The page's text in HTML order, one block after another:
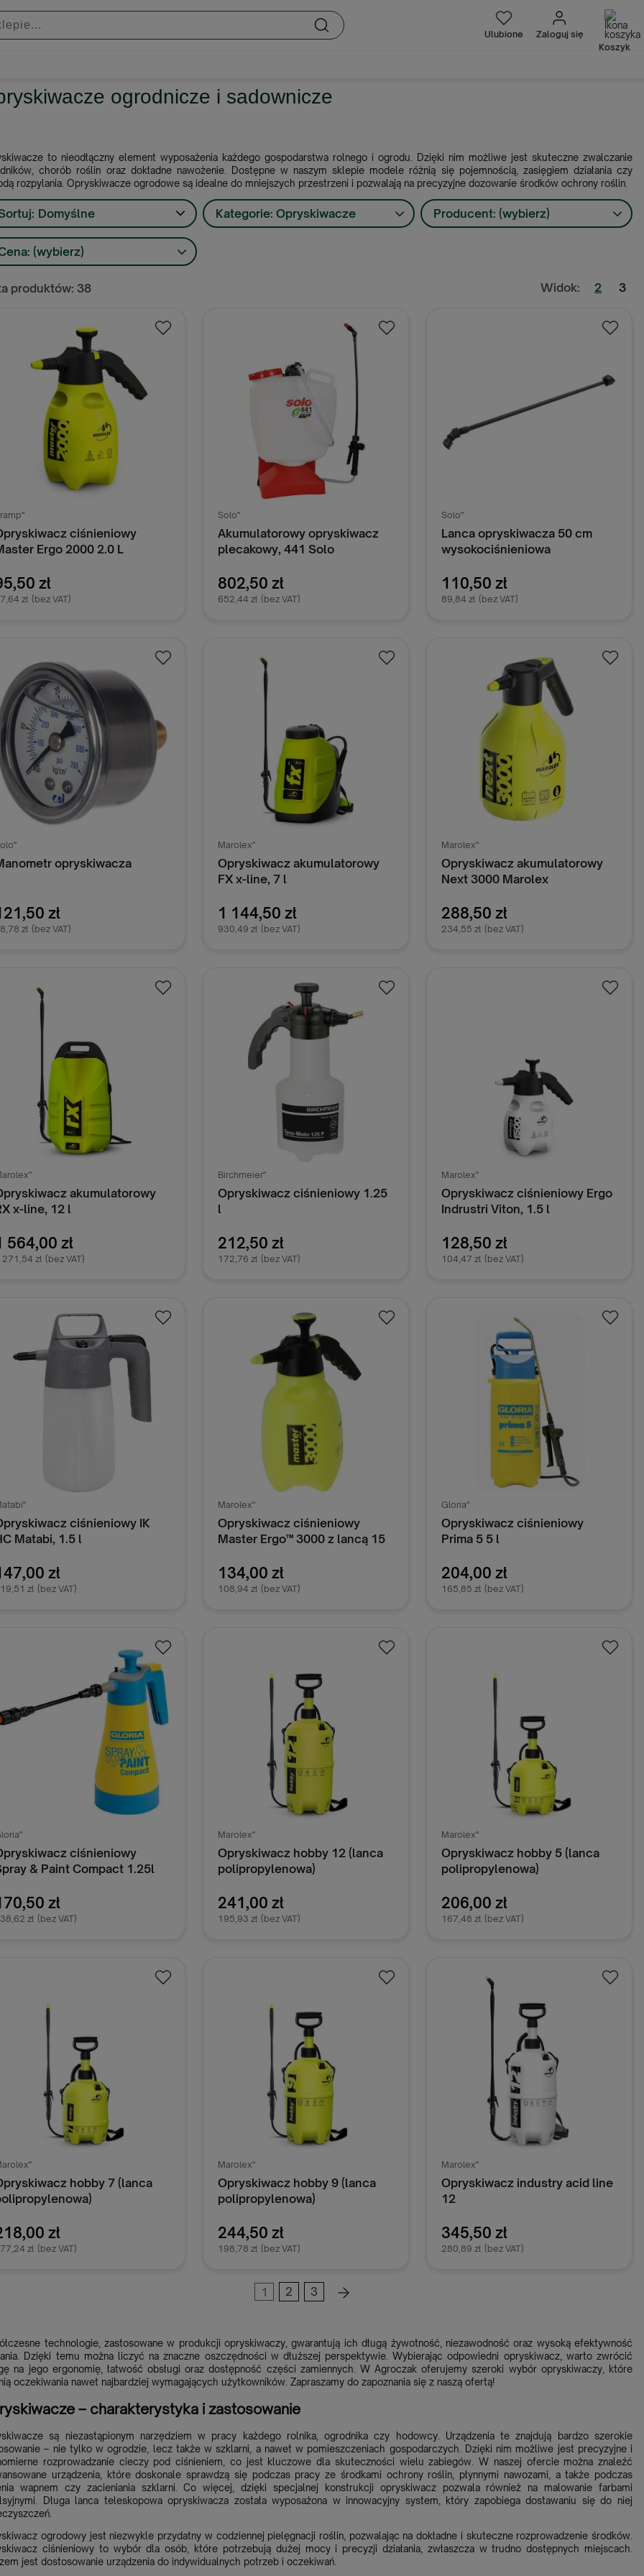
Ulubione
Zaloguj się
Koszyk
ogrodnicze i sadownicze
to nieodłączny element wyposażenia każdego gospodarstwa rolnego i ogrodu. Dzięki nim możliwe jest skuteczne zwalczanie
chorób roślin oraz dokładne nawożenie. Dostępne w naszym sklepie modele różnią się pojemnością, zasięgiem działania czy
rozpylania. Opryskiwacze ogrodowe są idealne do mniejszych przestrzeni i pozwalają na precyzyjne dozowanie środków ochrony roślin.
Domyślne Kategorie: Opryskiwacze Producent: (wybierz)
(wybierz)
produktów: 38 Widok: 2 3
ciśnieniowy
Ergo 2000 2.0 L
zł
zł (bez VAT)
Solo"
Akumulatorowy opryskiwacz
plecakowy, 441 Solo
802,50 zł
652,44 zł (bez VAT)
Solo"
Lanca opryskiwacza 50 cm
wysokociśnieniowa
110,50 zł
89,84 zł (bez VAT)
opryskiwacza
zł
zł (bez VAT)
Marolex"
Opryskiwacz akumulatorowy
FX x-line, 7 l
1 144,50 zł
930,49 zł (bez VAT)
Marolex"
Opryskiwacz akumulatorowy
Next 3000 Marolex
288,50 zł
234,55 zł (bez VAT)
akumulatorowy
x-line, 12 l
564,00 zł
271,54 zł (bez VAT)
Birchmeier"
Opryskiwacz ciśnieniowy 1.25
l
212,50 zł
172,76 zł (bez VAT)
Marolex"
Opryskiwacz ciśnieniowy Ergo
Indrustri Viton, 1.5 l
128,50 zł
104,47 zł (bez VAT)
ciśnieniowy IK
Matabi, 1.5 l
zł
zł (bez VAT)
Marolex"
Opryskiwacz ciśnieniowy
Master Ergo™ 3000 z lancą 15
134,00 zł
108,94 zł (bez VAT)
Gloria"
Opryskiwacz ciśnieniowy
Prima 5 5 l
204,00 zł
165,85 zł (bez VAT)
ciśnieniowy
& Paint Compact 1.25l
zł
zł (bez VAT)
Marolex"
Opryskiwacz hobby 12 (lanca
polipropylenowa)
241,00 zł
195,93 zł (bez VAT)
Marolex"
Opryskiwacz hobby 5 (lanca
polipropylenowa)
206,00 zł
167,48 zł (bez VAT)
hobby 7 (lanca
zł
zł (bez VAT)
Marolex"
Opryskiwacz hobby 9 (lanca
polipropylenowa)
244,50 zł
198,78 zł (bez VAT)
Dodaj do koszyka
Marolex"
Opryskiwacz industry acid line
12
345,50 zł
280,89 zł (bez VAT)
1 2 3
technologie, zastosowane w produkcji opryskiwaczy, gwarantują ich długą żywotność, niezawodność oraz wysoką efektywność
Dzięki temu można liczyć na znaczne oszczędności w dłuższej perspektywie. Wybierając odpowiedni opryskiwacz, warto zwrócić
na jego ergonomię, łatwość obsługi oraz dostępność części zamiennych. W Agroczak oferujemy szeroki wybór opryskiwaczy, które
oczekiwania nawet najbardziej wymagających użytkowników. Zapraszamy do zapoznania się z naszą ofertą!
– charakterystyka i zastosowanie
są niezastąpionym narzędziem w pracy każdego rolnika, ogrodnika czy hodowcy. Urządzenia te znajdują bardzo szerokie
– nie tylko w ogrodzie, lecz także w szklarni, a nawet w pomieszczeniach gospodarczych. Dzięki nim możliwe jest precyzyjne i
rozprowadzanie cieczy pod ciśnieniem, co jest kluczowe dla skuteczności wielu zabiegów. W naszej ofercie można znaleźć
urządzenia, które doskonale sprawdzą się podczas pracy ze środkami ochrony roślin, płynnymi nawozami, a także podczas
wapnem czy zacieniania szklarni. Co więcej, dzięki specjalnej konstrukcji opryskiwacz pozwala również na malowanie farbami
Długa lanca teleskopowa opryskiwacza została wyposażona w innowacyjny system, który zapobiega dostawaniu się do niej
ogrodowy jest niezwykle przydatny w codziennej pielęgnacji roślin, pozwalając na dokładne i skuteczne rozprowadzenie środków.
ciśnieniowy to wybór dla osób, które potrzebują dużej mocy i precyzji działania, zwłaszcza w trudno dostępnych miejscach.
jest dostosowanie urządzenia do indywidualnych potrzeb i oczekiwań.